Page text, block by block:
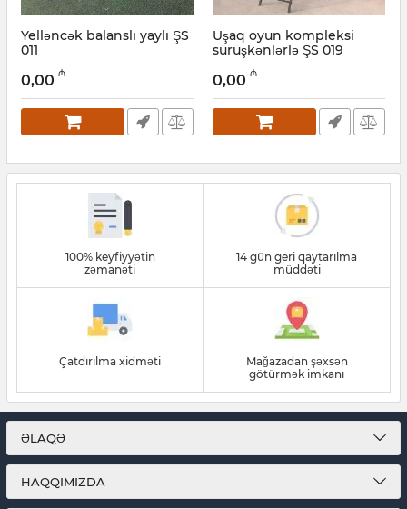
Yelləncək balanslı yaylı ŞS
011
031001011
0,00 ₼
Uşaq oyun kompleksi
sürüşkənlərlə ŞS 019
031001019
0,00 ₼
100% keyfiyyətin
zəmanəti
14 gün geri qaytarılma
müddəti
Çatdırılma xidməti
Mağazadan şəxsən
götürmək imkanı
ƏLAQƏ
HAQQIMIZDA